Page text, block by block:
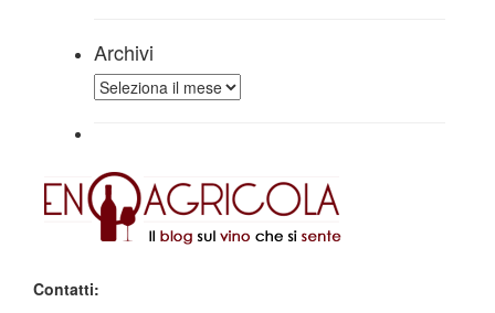
Archivi
Archivi
Contatti: